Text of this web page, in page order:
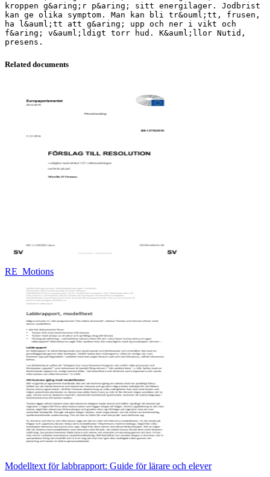
Related documents
RE_Motions
Modelltext för labbrapport: Guide för lärare och elever